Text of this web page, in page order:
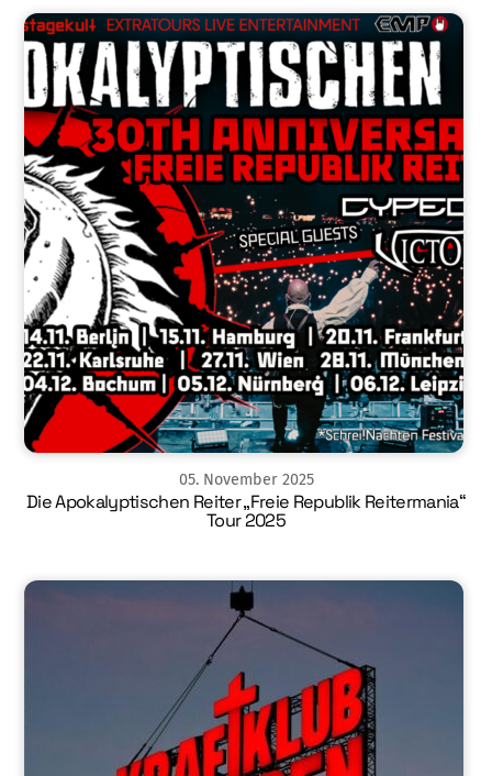
05. November 2025
Die Apokalyptischen Reiter „Freie Republik Reitermania“
Tour 2025